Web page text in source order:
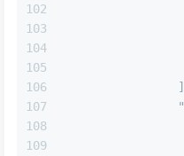
101
102
103
104
105
106
107
108
]